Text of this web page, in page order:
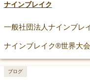
ナインブレイク
一般社団法人ナインブレ
ナインブレイク®世界大
ブログ